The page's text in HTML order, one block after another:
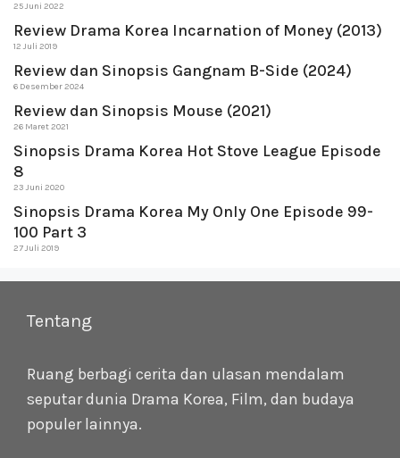
25 Juni 2022
Review Drama Korea Incarnation of Money (2013)
12 Juli 2019
Review dan Sinopsis Gangnam B-Side (2024)
6 Desember 2024
Review dan Sinopsis Mouse (2021)
26 Maret 2021
Sinopsis Drama Korea Hot Stove League Episode
8
23 Juni 2020
Sinopsis Drama Korea My Only One Episode 99-
100 Part 3
27 Juli 2019
Tentang
Ruang berbagi cerita dan ulasan mendalam
seputar dunia Drama Korea, Film, dan budaya
populer lainnya.